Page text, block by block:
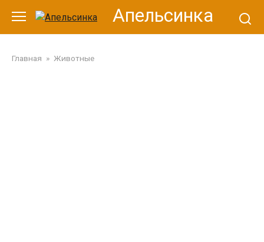
контенту
Апельсинка
Главная » Животные